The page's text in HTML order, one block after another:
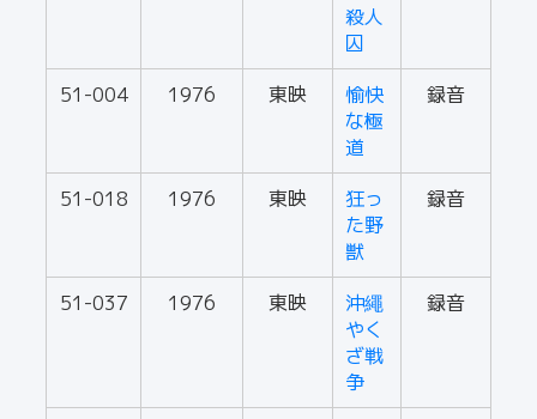
殺人
囚
51-004
1976 東映
愉快
な極
道
録音
51-018 1976 東映
狂っ
た野
獣
録音
51-037 1976 東映
沖繩
やく
ざ戦
争
録音